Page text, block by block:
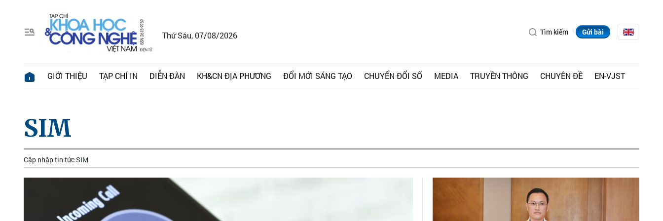
Thứ Sáu, 07/08/2026 Tìm kiếm Gửi bài
GIỚI THIỆU TẠP CHÍ IN DIỄN ĐÀN KH&CN ĐỊA PHƯƠNG ĐỔI MỚI SÁNG TẠO CHUYỂN ĐỔI SỐ MEDIA TRUYỀN THÔNG CHUYÊN ĐỀ EN-VJST
SIM
Cập nhập tin tức SIM